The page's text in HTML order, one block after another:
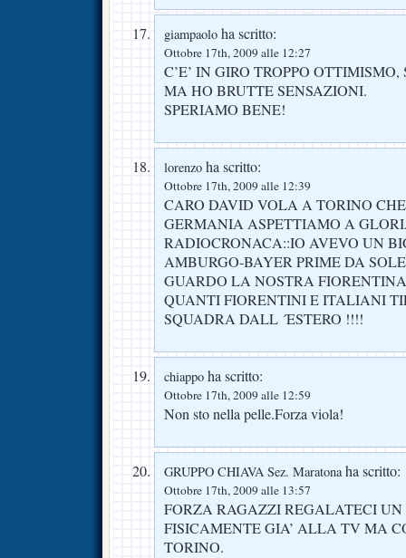
giampaolo ha scritto:
Ottobre 17th, 2009 alle 12:27
C’E’ IN GIRO TROPPO
MA HO BRUTTE SENSAZIONI.
SPERIAMO BENE!
lorenzo ha scritto:
Ottobre 17th, 2009 alle 12:39
CARO DAVID VOLA A TORINO
GERMANIA ASPETTIAMO A
RADIOCRONACA::IO AVEVO UN
AMBURGO-BAYER PRIME DA
GUARDO LA NOSTRA
QUANTI FIORENTINI E ITALIANI
SQUADRA DALL ´ESTERO !!!!
chiappo ha scritto:
Ottobre 17th, 2009 alle 12:59
Non sto nella pelle.Forza viola!
GRUPPO CHIAVA Sez. Maratonaha scritto:
Ottobre 17th, 2009 alle 13:57
FORZA RAGAZZI REGALATECI UN
FISICAMENTE GIA’ ALLA TV MA
TORINO.